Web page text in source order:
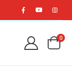
0